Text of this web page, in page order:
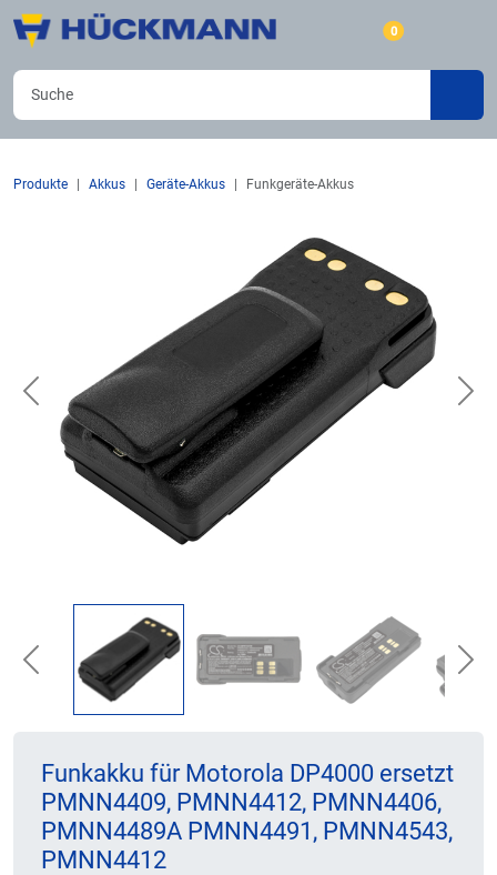
0
Produkte Akkus Geräte-Akkus Funkgeräte-Akkus
Previous
Previous
Funkakku für Motorola DP4000 ersetzt
PMNN4409, PMNN4412, PMNN4406,
PMNN4489A PMNN4491, PMNN4543,
PMNN4412